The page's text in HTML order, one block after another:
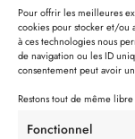
Pour offrir les meilleures
cookies pour stocker et/ou
à ces technologies nous
de navigation ou les ID
consentement peut avoir
Restons tout de même
Fonctionnel